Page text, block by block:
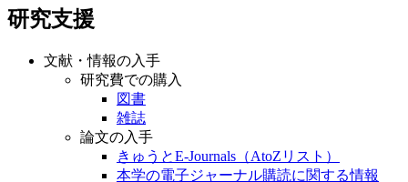
研究支援
文献・情報の入手
研究費での購入
図書
雑誌
論文の入手
きゅうとE-Journals（AtoZリスト）
本学の電子ジャーナル購読に関する情報